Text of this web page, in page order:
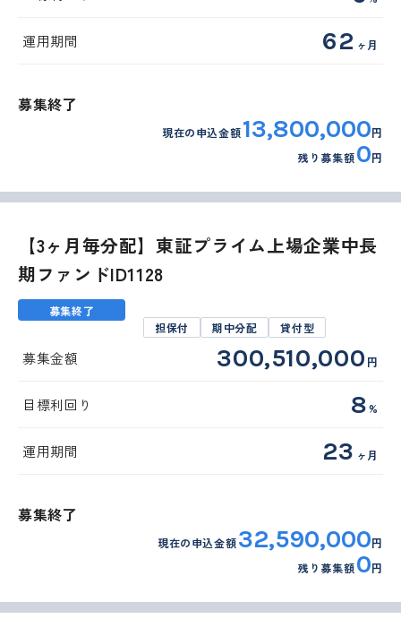
運用期間 62 ヶ月
募集終了
現在の申込金額13,800,000円
残り募集額0円
募集終了
【3ヶ月毎分配】東証プライム上場企業中長
期ファンドID1128
担保付 期中分配 貸付型
募集金額 300,510,000 円
目標利回り 8%
運用期間 23 ヶ月
募集終了
現在の申込金額32,590,000円
残り募集額0円
ブサイトではありません
移動する